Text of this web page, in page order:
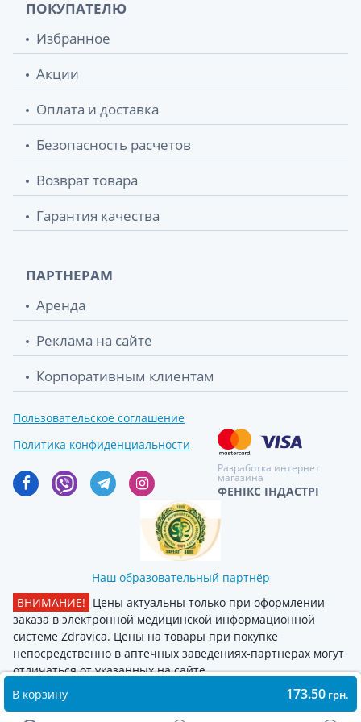
В корзину 173.50 грн.
ПОКУПАТЕЛЮ
Избранное
Акции
Оплата и доставка
Безопасность расчетов
Возврат товара
Гарантия качества
ПАРТНЕРАМ
Аренда
Реклама на сайте
Корпоративным клиентам
Пользовательское соглашение
Политика конфиденциальности
Разработка интернет
магазина
ФЕНІКС ІНДАСТРІ
Наш образовательный партнёр
ВНИМАНИЕ! Цены актуальны только при оформлении
заказа в электронной медицинской информационной
системе Zdravica. Цены на товары при покупке
непосредственно в аптечных заведениях-партнерах могут
отличаться от указанных на сайте